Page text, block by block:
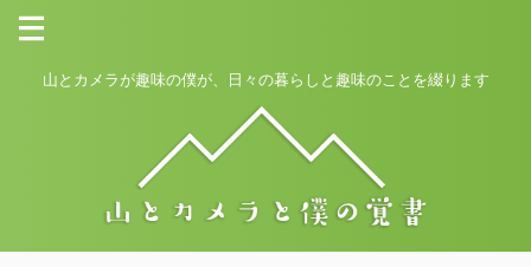
山とカメラが趣味の僕が、日々の暮らしと趣味のことを綴ります